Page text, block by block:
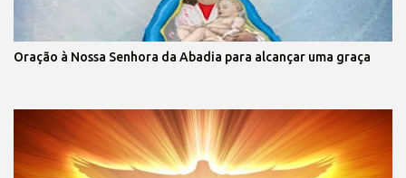
Oração à Nossa Senhora da Abadia para alcançar uma graça